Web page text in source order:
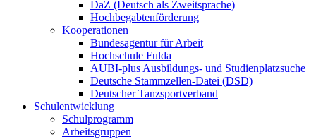
DaZ (Deutsch als Zweitsprache)
Hochbegabtenförderung
Kooperationen
Bundesagentur für Arbeit
Hochschule Fulda
AUBI-plus Ausbildungs- und Studienplatzsuche
Deutsche Stammzellen-Datei (DSD)
Deutscher Tanzsportverband
Schulentwicklung
Schulprogramm
Arbeitsgruppen